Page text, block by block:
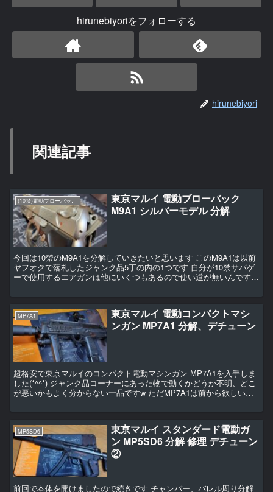
hirunebiyoriをフォローする
hirunebiyori
関連記事
(10禁)電動ブローバックハンドガン
東京マルイ 電動ブローバック
M9A1 シルバーモデル 分解
今回は10禁のM9A1を分解していきたいと思います このM9A1は以前
ヤフオクで落札したジャンク品5丁の内の1つです 自分が10禁サバゲ
ーで使用するエアガンは他にいくつもあるので使い道が無いんですね
MP7A1
東京マルイ 電動コンパクトマシ
ンガン MP7A1 分解、デチューン
超格安で東京マルイのコンパクト電動マシンガン MP7A1を入手しま
した(*^^*) ジャンク品コーナーにあった物で動くかどうか不明、どこ
が悪いかもよく分からない一品ですw ただMP7A1は前から欲しいと
MP5SD6
東京マルイ スタンダード電動ガ
ン MP5SD6 分解 修理 デチューン
②
前回で本体を開けましたので続きです チャンバー、バレル周り分解